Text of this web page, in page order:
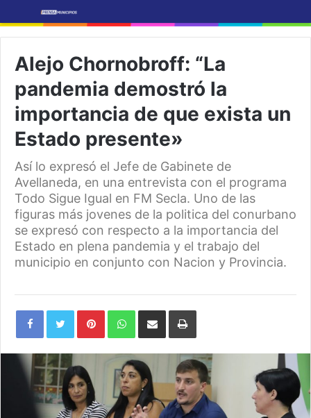
Alejo Chornobroff: “La
pandemia demostró la
importancia de que exista un
Estado presente»
Así lo expresó el Jefe de Gabinete de
Avellaneda, en una entrevista con el programa
Todo Sigue Igual en FM Secla. Uno de las
figuras más jovenes de la politica del conurbano
se expresó con respecto a la importancia del
Estado en plena pandemia y el trabajo del
municipio en conjunto con Nacion y Provincia.
PinterestWhatsAppShare
Email
Print